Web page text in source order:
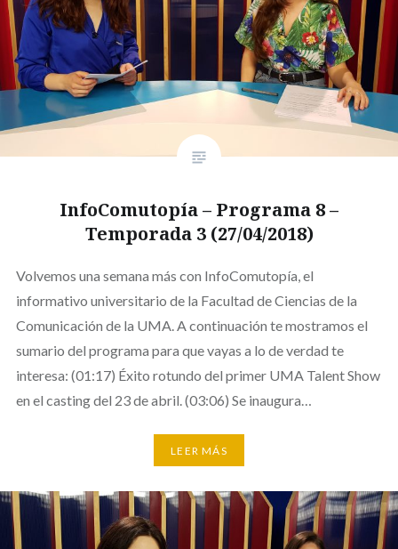
InfoComutopía – Programa 8 –
Temporada 3 (27/04/2018)
Volvemos una semana más con InfoComutopía, el
informativo universitario de la Facultad de Ciencias de la
Comunicación de la UMA. A continuación te mostramos el
sumario del programa para que vayas a lo de verdad te
interesa: (01:17) Éxito rotundo del primer UMA Talent Show
en el casting del 23 de abril. (03:06) Se inaugura…
LEER MÁS